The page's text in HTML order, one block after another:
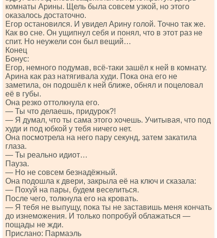
комнаты Арины. Щель была совсем узкой, но этого
оказалось достаточно.
Егор остановился. И увидел Арину голой. Точно так же.
Как во сне. Он ущипнул себя и понял, что в этот раз не
спит. Но неужели сон был вещий…
Конец
Бонус:
Егор, немного подумав, всё-таки зашёл к ней в комнату.
Арина как раз натягивала худи. Пока она его не
заметила, он подошёл к ней ближе, обнял и поцеловал
её в губы.
Она резко оттолкнула его.
— Ты что делаешь, придурок?!
— Я думал, что ты сама этого хочешь. Учитывая, что под
худи и под юбкой у тебя ничего нет.
Она посмотрела на него пару секунд, затем закатила
глаза.
— Ты реально идиот…
Пауза.
— Но не совсем безнадёжный.
Она подошла к двери, закрыла её на ключ и сказала:
— Похуй на пары, будем веселиться.
После чего, толкнула его на кровать.
— Я тебя не выпущу, пока ты не заставишь меня кончать
до изнеможения. И только попробуй облажаться —
пощады не жди.
Прислано: Пармаэль